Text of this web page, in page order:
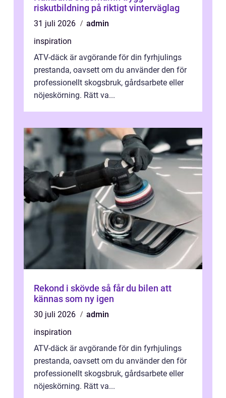
riskutbildning på riktigt vinterväglag
31 juli 2026
admin
inspiration
ATV-däck är avgörande för din fyrhjulings
prestanda, oavsett om du använder den för
professionellt skogsbruk, gårdsarbete eller
nöjeskörning. Rätt va...
Rekond i skövde så får du bilen att
kännas som ny igen
30 juli 2026
admin
inspiration
ATV-däck är avgörande för din fyrhjulings
prestanda, oavsett om du använder den för
professionellt skogsbruk, gårdsarbete eller
nöjeskörning. Rätt va...